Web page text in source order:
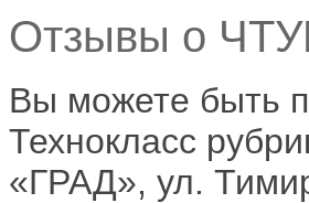
Отзывы о
Вы можете быть
Технокласс
«ГРАД», ул.